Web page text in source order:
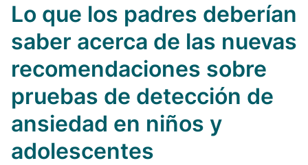
Lo que los padres deberían
saber acerca de las nuevas
recomendaciones sobre
pruebas de detección de
ansiedad en niños y
adolescentes